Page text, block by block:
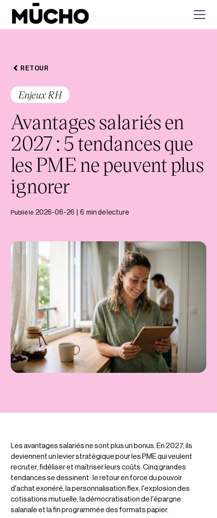
RETOUR
Enjeux RH
Avantages salariés en
2027 : 5 tendances que
les PME ne peuvent plus
ignorer
Publié le 2026-06-26 6 min de lecture
Les avantages salariés ne sont plus un bonus. En 2027, ils
deviennent un levier stratégique pour les PME qui veulent
recruter, fidéliser et maîtriser leurs coûts. Cinq grandes
tendances se dessinent : le retour en force du pouvoir
d'achat exonéré, la personnalisation flex, l'explosion des
cotisations mutuelle, la démocratisation de l'épargne
salariale et la fin programmée des formats papier.